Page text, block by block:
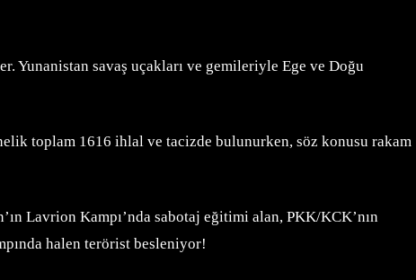
Yunanistan savaş uçakları ve gemileriyle Ege ve Doğu
toplam 1616 ihlal ve tacizde bulunurken, söz konusu rakam
Lavrion Kampı’nda sabotaj eğitimi alan, PKK/KCK’nın
halen terörist besleniyor!